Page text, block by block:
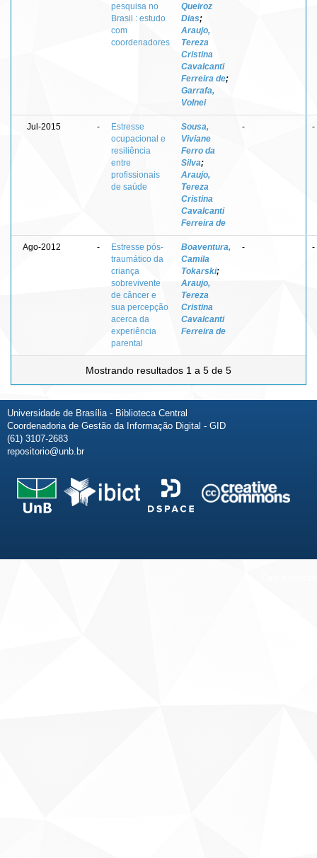
pesquisa no
Brasil : estudo
com
coordenadores
Queiroz
Dias;
Araujo,
Tereza
Cristina
Cavalcanti
Ferreira de;
Garrafa,
Volnei
Jul-2015 -
Estresse
ocupacional e
resiliência
entre
profissionais
de saúde
Sousa,
Viviane
Ferro da
Silva;
Araujo,
Tereza
Cristina
Cavalcanti
Ferreira de
- -
Ago-2012 -
Estresse pós-
traumático da
criança
sobrevivente
de câncer e
sua percepção
acerca da
experiência
parental
Boaventura,
Camila
Tokarski;
Araujo,
Tereza
Cristina
Cavalcanti
Ferreira de
- -
Mostrando resultados 1 a 5 de 5
Universidade de Brasília - Biblioteca Central
Coordenadoria de Gestão da Informação Digital - GID
(61) 3107-2683
repositorio@unb.br